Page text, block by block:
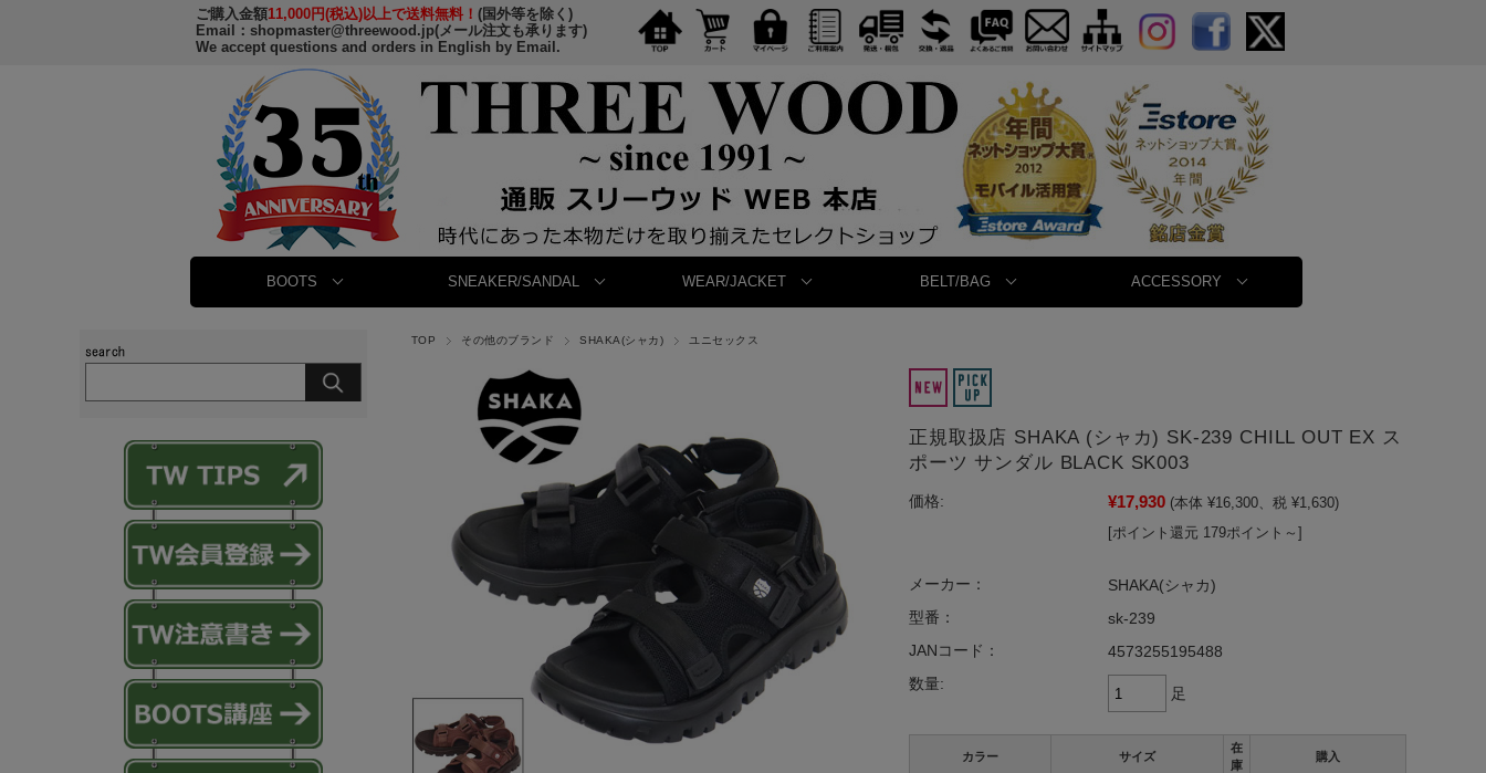
ご購入金額11,000円(税込)以上で送料無料！ (国外等を除く)
Email： shopmaster@threewood.jp(メール注文も承ります)
We accept questions and orders in English by Email.
BOOTS SNEAKER/SANDAL WEAR/JACKET BELT/BAG ACCESSORY
TOP その他のブランド SHAKA(シャカ) ユニセックス
正規取扱店 SHAKA (シャカ) SK-239 CHILL OUT EX ス
ポーツ サンダル BLACK SK003
価格: ¥17,930 (本体 ¥16,300、税 ¥1,630)
[ポイント還元 179ポイント～]
メーカー：
SHAKA(シャカ)
型番：
sk-239
JANコード：
4573255195488
数量:
足
カラー サイズ
在
庫
購入